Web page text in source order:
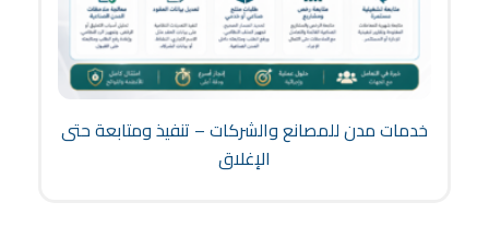
خدمات مدن للمصانع والشركات – تنفيذ ومتابعة حتى
الإغلاق